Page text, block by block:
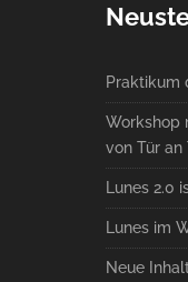
Praktikum
Workshop
von Tür an
Lunes 2.0
Lunes im
Neue